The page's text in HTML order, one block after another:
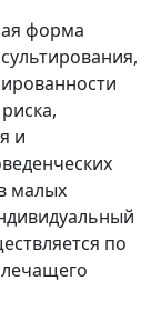
форма
и
малых
по